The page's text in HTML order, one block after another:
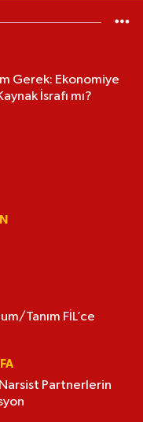
Gerek: Ekonomiye
İsrafı mı?
Tanım FİL’ce
Partnerlerin